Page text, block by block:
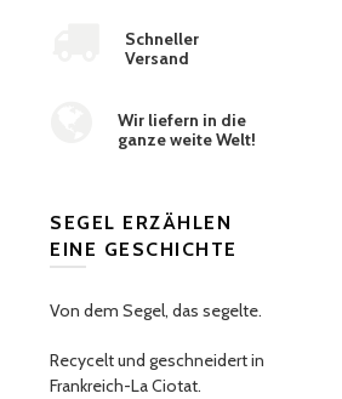
Schneller
Versand
Wir liefern in die
ganze weite Welt!
SEGEL ERZÄHLEN
EINE GESCHICHTE
Von dem Segel, das segelte.
Recycelt und geschneidert in
Frankreich-La Ciotat.